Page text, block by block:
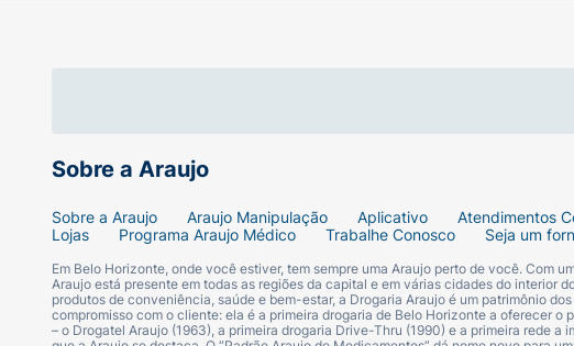
Sobre a Araujo
Sobre a Araujo Araujo Manipulação Aplicativo Atendimentos
Lojas
Programa Araujo Médico Trabalhe Conosco Seja um
Em Belo Horizonte, onde você estiver, tem sempre uma Araujo perto de você. Com
Araujo está presente em todas as regiões da capital e em várias cidades do interior
produtos de conveniência, saúde e bem-estar, a Drogaria Araujo é um patrimônio
compromisso com o cliente: ela é a primeira drogaria de Belo Horizonte a oferecer
– o Drogatel Araujo (1963), a primeira drogaria Drive-Thru (1990) e a primeira rede